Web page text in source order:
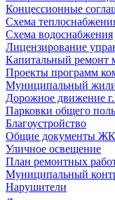
Концессионные
Схема
Схема водоснабжения
Лицензирование
Капитальный ремонт
Проекты программ
Муниципальный
Дорожное движение
Парковки общего
Благоустройство
Общие документы
Уличное освещение
План ремонтных
Муниципальный
Нарушители